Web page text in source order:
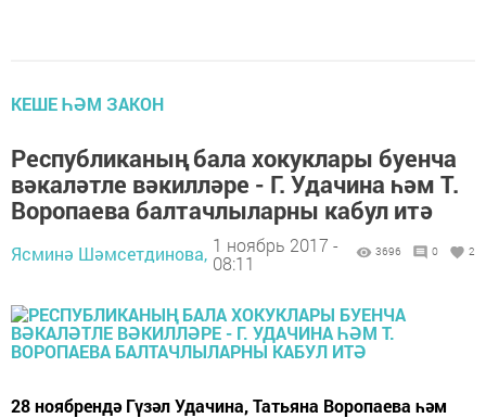
КЕШЕ ҺӘМ ЗАКОН
Республиканың бала хокуклары буенча
вәкаләтле вәкилләре - Г. Удачина һәм Т.
Воропаева балтачлыларны кабул итә
Ясминә Шәмсетдинова, 1 ноябрь 2017 -
08:11
3696 0 2
28 ноябрендә Гүзәл Удачина, Татьяна Воропаева һәм